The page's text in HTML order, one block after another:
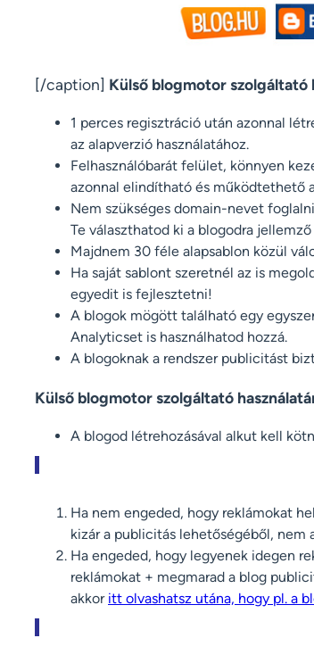
[/caption] Külső blogmotor szolgáltató
1 perces regisztráció után azonnal
az alapverzió használatához.
Felhasználóbarát felület, könnyen
azonnal elindítható és működtethető
Nem szükséges domain-nevet
Te választhatod ki a blogodra
Majdnem 30 féle alapsablon közül
Ha saját sablont szeretnél az is
egyedit is fejlesztetni!
A blogok mögött található egy
Analyticset is használhatod hozzá.
A blogoknak a rendszer publicitást
Külső blogmotor szolgáltató
A blogod létrehozásával alkut kell
Ha nem engeded, hogy reklámokat
kizár a publicitás lehetőségéből, nem
Ha engeded, hogy legyenek idegen
reklámokat + megmarad a blog
akkor itt olvashatsz utána, hogy pl. a